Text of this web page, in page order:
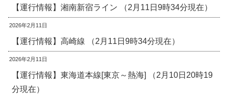
【運行情報】湘南新宿ライン （2月11日9時34分現在）
2026年2月11日
【運行情報】高崎線 （2月11日9時34分現在）
2026年2月11日
【運行情報】東海道本線[東京～熱海] （2月10日20時19
分現在）